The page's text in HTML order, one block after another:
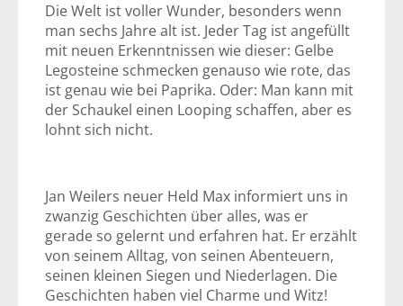
Die Welt ist voller Wunder, besonders wenn
man sechs Jahre alt ist. Jeder Tag ist angefüllt
mit neuen Erkenntnissen wie dieser: Gelbe
Legosteine schmecken genauso wie rote, das
ist genau wie bei Paprika. Oder: Man kann mit
der Schaukel einen Looping schaffen, aber es
lohnt sich nicht.
Jan Weilers neuer Held Max informiert uns in
zwanzig Geschichten über alles, was er
gerade so gelernt und erfahren hat. Er erzählt
von seinem Alltag, von seinen Abenteuern,
seinen kleinen Siegen und Niederlagen. Die
Geschichten haben viel Charme und Witz!